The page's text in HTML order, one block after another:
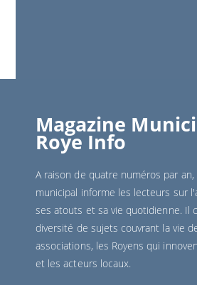
Magazine
Roye Info
A raison de quatre numéros par an,
municipal informe les lecteurs sur
ses atouts et sa vie quotidienne. Il
diversité de sujets couvrant la vie
associations, les Royens qui
et les acteurs locaux.